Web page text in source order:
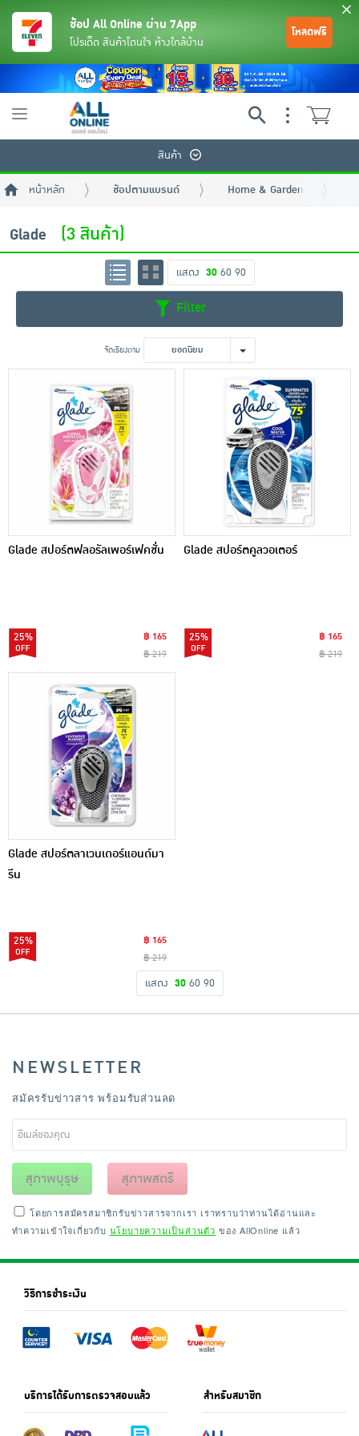
ขนมขบเคี้ยว และช็อคโกแลต
อาหารสด ผัก ผลไม้และเบเกอรี่
ช้อป All Online ผ่าน 7App
โปรเด็ด สินค้าโดนใจ ห้างใกล้บ้าน
โหลดฟรี
Toggle
สินค้า
หน้าหลัก ช้อปตามแบรนด์ Home & Garden
Glade (3 สินค้า)
แสดง 30 60 90
Filter
จัดเรียงตาม ยอดนิยม
Glade สปอร์ตฟลอรัลเพอร์เฟคชั่น
25%
฿ 165
฿ 219
Glade สปอร์ตคูลวอเตอร์
25%
฿ 165
฿ 219
Glade สปอร์ตลาเวนเดอร์แอนด์มา
รีน
25%
฿ 165
฿ 219
แสดง 30 60 90
NEWSLETTER
สมัครรับข่าวสาร พร้อมรับส่วนลด
สุภาพบุรุษ สุภาพสตรี
โดยการสมัครสมาชิกรับข่าวสารจากเรา เราทราบว่าท่านได้อ่านและ
ทำความเข้าใจเกี่ยวกับ นโยบายความเป็นส่วนตัว ของ AllOnline แล้ว
วิธีการชำระเงิน
บริการได้รับการตรวจสอบแล้ว สำหรับสมาชิก